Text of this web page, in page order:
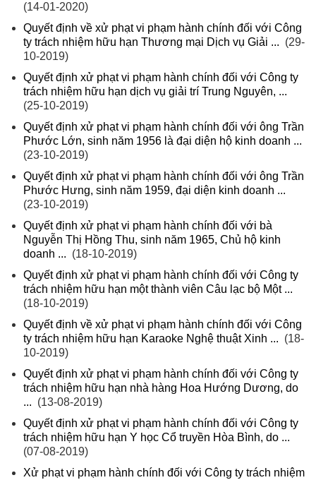
(14-01-2020)
Quyết định về xử phạt vi phạm hành chính đối với Công
ty trách nhiệm hữu hạn Thương mại Dịch vụ Giải ... (29-
10-2019)
Quyết định xử phạt vi phạm hành chính đối với Công ty
trách nhiệm hữu hạn dịch vụ giải trí Trung Nguyên, ...
(25-10-2019)
Quyết định xử phạt vi phạm hành chính đối với ông Trần
Phước Lớn, sinh năm 1956 là đại diện hộ kinh doanh ...
(23-10-2019)
Quyết định xử phạt vi phạm hành chính đối với ông Trần
Phước Hưng, sinh năm 1959, đại diện kinh doanh ...
(23-10-2019)
Quyết định xử phạt vi phạm hành chính đối với bà
Nguyễn Thị Hồng Thu, sinh năm 1965, Chủ hộ kinh
doanh ... (18-10-2019)
Quyết định xử phạt vi phạm hành chính đối với Công ty
trách nhiệm hữu hạn một thành viên Câu lạc bộ Một ...
(18-10-2019)
Quyết định về xử phạt vi phạm hành chính đối với Công
ty trách nhiệm hữu hạn Karaoke Nghệ thuật Xinh ... (18-
10-2019)
Quyết định xử phạt vi phạm hành chính đối với Công ty
trách nhiệm hữu hạn nhà hàng Hoa Hướng Dương, do
... (13-08-2019)
Quyết định xử phạt vi phạm hành chính đối với Công ty
trách nhiệm hữu hạn Y học Cổ truyền Hòa Bình, do ...
(07-08-2019)
Xử phạt vi phạm hành chính đối với Công ty trách nhiệm